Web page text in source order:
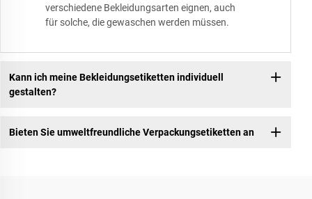
verschiedene Bekleidungsarten eignen, auch
für solche, die gewaschen werden müssen.
Kann ich meine Bekleidungsetiketten individuell
gestalten?
Bieten Sie umweltfreundliche Verpackungsetiketten an